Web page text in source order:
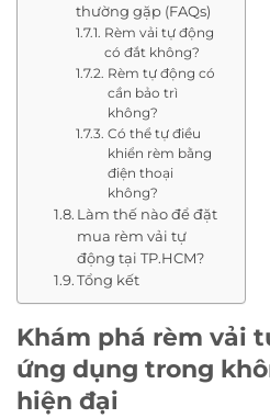
thường gặp (FAQs)
Rèm vải tự động
có đắt không?
Rèm tự động có
cần bảo trì
không?
Có thể tự điều
khiển rèm bằng
điện thoại
không?
Làm thế nào để đặt
mua rèm vải tự
động tại TP.HCM?
Tổng kết
Khám phá rèm vải
ứng dụng trong
hiện đại